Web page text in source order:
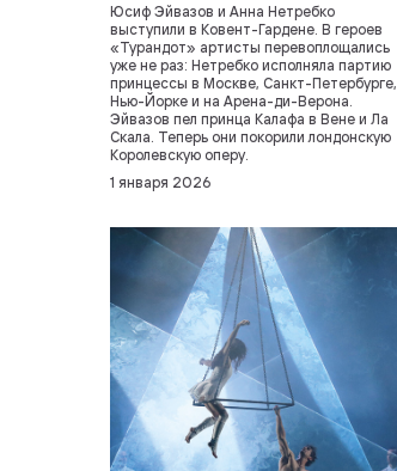
Юсиф Эйвазов и Анна Нетребко
выступили в Ковент-Гардене. В героев
«Турандот» артисты перевоплощались
уже не раз: Нетребко исполняла партию
принцессы в Москве, Санкт-Петербурге,
Нью-Йорке и на Арена-ди-Верона.
Эйвазов пел принца Калафа в Вене и Ла
Скала. Теперь они покорили лондонскую
Королевскую оперу.
1 января 2026